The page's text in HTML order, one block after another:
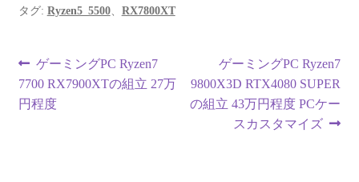
タグ: Ryzen5_5500、 RX7800XT
投
稿
前
の
投
ゲーミングPC Ryzen7
7700 RX7900XTの組立 27万
円程度
次
の
投
ゲーミングPC Ryzen7
9800X3D RTX4080 SUPER
の組立 43万円程度 PCケー
スカスタマイズ